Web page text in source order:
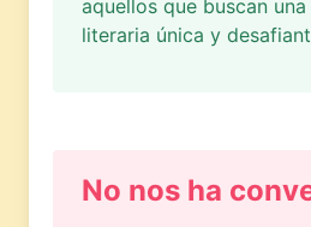
aquellos que buscan
literaria única y
No nos ha